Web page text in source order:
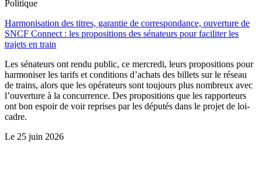
Politique
Harmonisation des titres, garantie de correspondance, ouverture de
SNCF Connect : les propositions des sénateurs pour faciliter les
trajets en train
Les sénateurs ont rendu public, ce mercredi, leurs propositions pour
harmoniser les tarifs et conditions d’achats des billets sur le réseau
de trains, alors que les opérateurs sont toujours plus nombreux avec
l’ouverture à la concurrence. Des propositions que les rapporteurs
ont bon espoir de voir reprises par les députés dans le projet de loi-
cadre.
Le 25 juin 2026